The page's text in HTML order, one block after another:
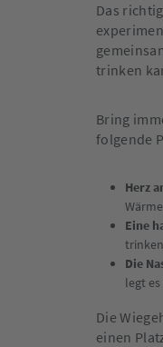
Das
trinken
Bring
folgende
Herz
Eine
Die
legt
Die
einen